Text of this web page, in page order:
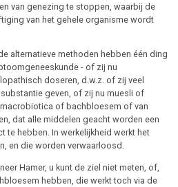
van genezing te stoppen, waarbij de
van het gehele organisme wordt
alternatieve methoden hebben één ding
- of zij nu
doseren, d.w.z. of zij veel
geven, of zij nu muesli of
of bachbloesem of van
dat alle middelen geacht worden een
te hebben. In werkelijkheid werkt het
en die worden verwaarloosd.
Hamer, u kunt de ziel niet meten, of,
hebben, die werkt toch via de